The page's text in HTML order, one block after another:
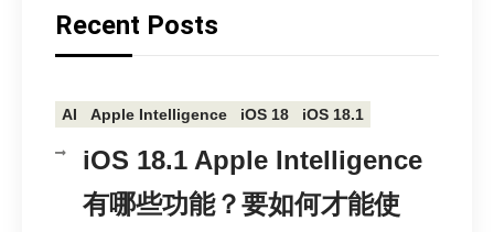
Recent Posts
AI Apple Intelligence iOS 18 iOS 18.1
iOS 18.1 Apple Intelligence
有哪些功能？要如何才能使